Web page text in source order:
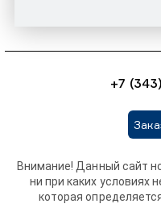
+7
Внимание! Данный сайт
ни при каких условиях
которая